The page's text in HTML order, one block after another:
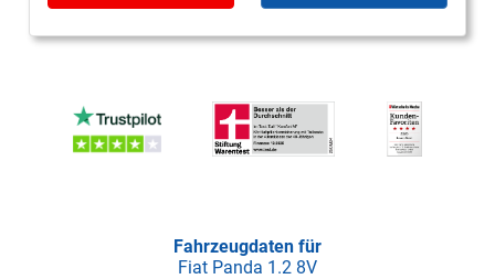
Fahrzeugdaten für
Fiat Panda 1.2 8V